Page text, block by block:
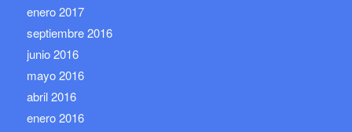
enero 2017
septiembre 2016
junio 2016
mayo 2016
abril 2016
enero 2016